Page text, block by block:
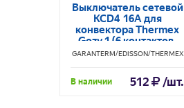
Выключатель сетевой
KCD4 16A для
конвектора Thermex
Gozy 1 (6 контактов,
посадочный размер
GARANTERM/EDISSON/THERMEX
В наличии 512 /шт.